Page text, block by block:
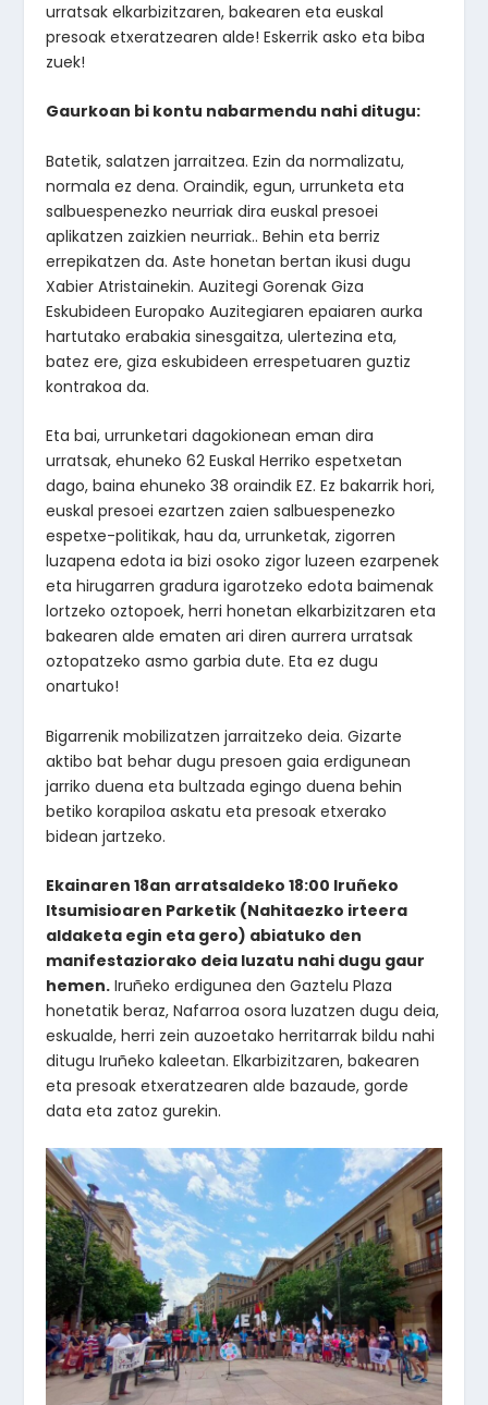
urratsak elkarbizitzaren, bakearen eta euskal
presoak etxeratzearen alde! Eskerrik asko eta biba
zuek!
Gaurkoan bi kontu nabarmendu nahi ditugu:
Batetik, salatzen jarraitzea. Ezin da normalizatu,
normala ez dena. Oraindik, egun, urrunketa eta
salbuespenezko neurriak dira euskal presoei
aplikatzen zaizkien neurriak.. Behin eta berriz
errepikatzen da. Aste honetan bertan ikusi dugu
Xabier Atristainekin. Auzitegi Gorenak Giza
Eskubideen Europako Auzitegiaren epaiaren aurka
hartutako erabakia sinesgaitza, ulertezina eta,
batez ere, giza eskubideen errespetuaren guztiz
kontrakoa da.
Eta bai, urrunketari dagokionean eman dira
urratsak, ehuneko 62 Euskal Herriko espetxetan
dago, baina ehuneko 38 oraindik EZ. Ez bakarrik hori,
euskal presoei ezartzen zaien salbuespenezko
espetxe-politikak, hau da, urrunketak, zigorren
luzapena edota ia bizi osoko zigor luzeen ezarpenek
eta hirugarren gradura igarotzeko edota baimenak
lortzeko oztopoek, herri honetan elkarbizitzaren eta
bakearen alde ematen ari diren aurrera urratsak
oztopatzeko asmo garbia dute. Eta ez dugu
onartuko!
Bigarrenik mobilizatzen jarraitzeko deia. Gizarte
aktibo bat behar dugu presoen gaia erdigunean
jarriko duena eta bultzada egingo duena behin
betiko korapiloa askatu eta presoak etxerako
bidean jartzeko.
Ekainaren 18an arratsaldeko 18:00 Iruñeko
Itsumisioaren Parketik (Nahitaezko irteera
aldaketa egin eta gero) abiatuko den
manifestaziorako deia luzatu nahi dugu gaur
hemen. Iruñeko erdigunea den Gaztelu Plaza
honetatik beraz, Nafarroa osora luzatzen dugu deia,
eskualde, herri zein auzoetako herritarrak bildu nahi
ditugu Iruñeko kaleetan. Elkarbizitzaren, bakearen
eta presoak etxeratzearen alde bazaude, gorde
data eta zatoz gurekin.